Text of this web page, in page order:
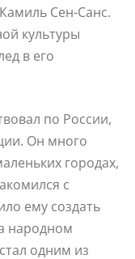
Сен-Санс.
культуры
в его
по России,
Он много
городах,
с
ему создать
народном
одним из